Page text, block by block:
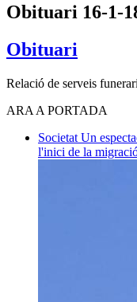
Obituari 16-1-
Obituari
Relació de serveis
ARA A PORTADA
Societat Un
l'inici de la